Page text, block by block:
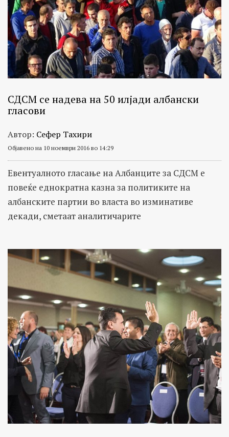
СДСМ се надева на 50 илјади албански
гласови
Автор: Сефер Тахири
Објавено на 10 ноември 2016 во 14:29
Евентуалното гласање на Албанците за СДСМ е
повеќе еднократна казна за политиките на
албанските партии во власта во изминативе
декади, сметаат аналитичарите